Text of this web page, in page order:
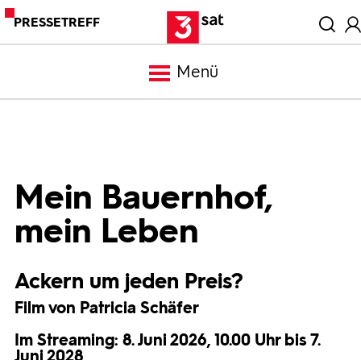
PRESSETREFF
Menü
Mediathek
Trailer
Bilder
Mein Bauernhof,
mein Leben
Ackern um jeden Preis?
Film von Patricia Schäfer
Im Streaming: 8. Juni 2026, 10.00 Uhr bis 7.
Juni 2028